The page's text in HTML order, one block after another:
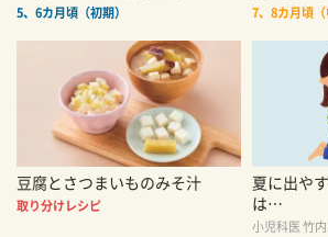
5、6カ月頃（初期） 7、8カ月頃（
豆腐とさつまいものみそ汁
取り分けレシピ
夏に出や
は…
小児科医 竹